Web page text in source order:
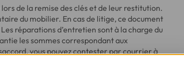
de la remise des clés et de leur restitution.
du mobilier. En cas de litige, ce document
réparations d’entretien sont à la charge du
les sommes correspondant aux
vous pouvez contester par courrier à